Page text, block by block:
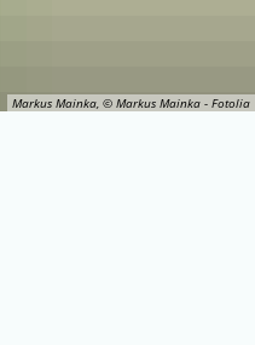
Markus Mainka, © Markus Mainka - Fotolia